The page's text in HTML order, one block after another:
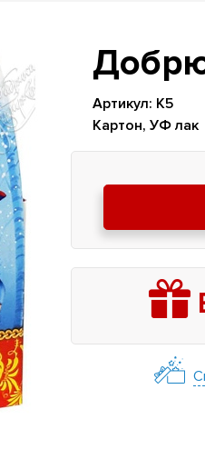
Артикул: К5
Картон, УФ лак